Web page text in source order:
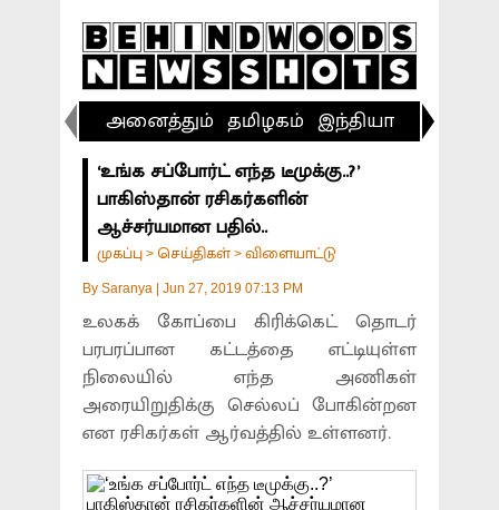
அனைத்தும் தமிழகம் இந்தியா
‘உங்க சப்போர்ட் எந்த டீமுக்கு..?’
பாகிஸ்தான் ரசிகர்களின்
ஆச்சர்யமான பதில்..
முகப்பு > செய்திகள் > விளையாட்டு
By Saranya Jun 27, 2019 07:13 PM
உலகக் கோப்பை கிரிக்கெட் தொடர்
பரபரப்பான கட்டத்தை எட்டியுள்ள
நிலையில் எந்த அணிகள்
அரையிறுதிக்கு செல்லப் போகின்றன
என ரசிகர்கள் ஆர்வத்தில் உள்ளனர்.